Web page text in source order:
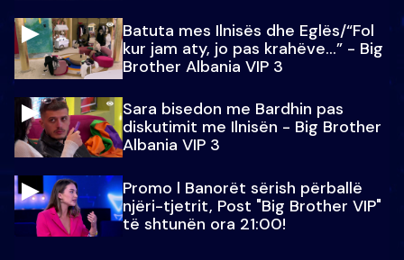
Batuta mes Ilnisës dhe Eglës/“Fol
kur jam aty, jo pas krahëve…” - Big
Brother Albania VIP 3
Sara bisedon me Bardhin pas
diskutimit me Ilnisën - Big Brother
Albania VIP 3
Promo l Banorët sërish përballë
njëri-tjetrit, Post "Big Brother VIP"
të shtunën ora 21:00!